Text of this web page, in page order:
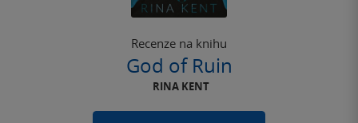
Recenze na knihu
God of Ruin
RINA KENT